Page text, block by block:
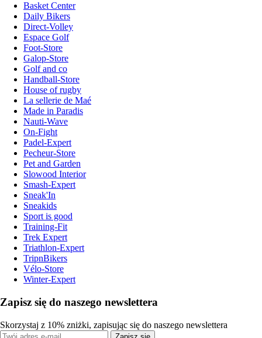
Basket Center
Daily Bikers
Direct-Volley
Espace Golf
Foot-Store
Galop-Store
Golf and co
Handball-Store
House of rugby
La sellerie de Maé
Made in Paradis
Nauti-Wave
On-Fight
Padel-Expert
Pecheur-Store
Pet and Garden
Slowood Interior
Smash-Expert
Sneak'In
Sneakids
Sport is good
Training-Fit
Trek Expert
Triathlon-Expert
TripnBikers
Vélo-Store
Winter-Expert
Zapisz się do naszego newslettera
Skorzystaj z 10% zniżki, zapisując się do naszego newslettera